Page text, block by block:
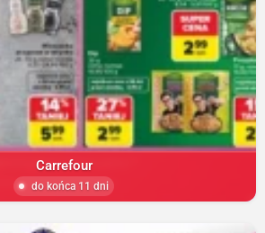
Carrefour
do końca 11 dni